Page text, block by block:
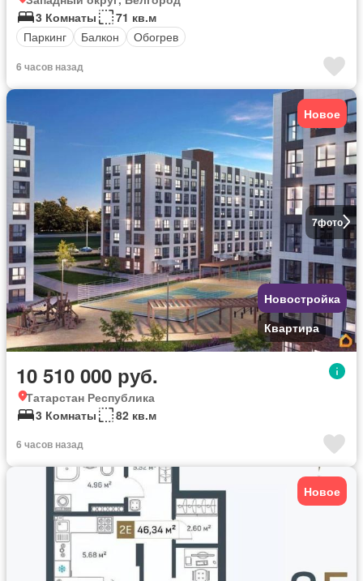
3 Комнаты
71 кв.м
Паркинг
Балкон Обогрев
6 часов назад
7фото
Новое
Новостройка
Квартира
10 510 000 руб.
Татарстан Республика
3 Комнаты
82 кв.м
6 часов назад
Новое